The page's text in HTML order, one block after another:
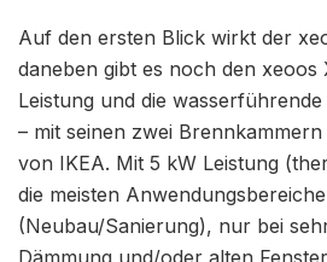
Auf den ersten Blick wirkt der
daneben gibt es noch den
Leistung und die
– mit seinen zwei
von IKEA. Mit 5 kW Leistung
die meisten
(Neubau/Sanierung), nur bei
Dämmung und/oder alten